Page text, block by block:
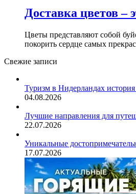
Доставка цветов –
Цветы представляют собой
покорить сердце самых
Свежие записи
Туризм в Нидерландах
04.08.2026
Лучшие направления для
22.07.2026
Уникальные
17.07.2026